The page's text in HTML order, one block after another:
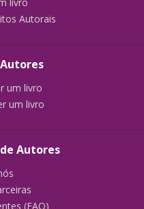
Autorais
um livro
um livro
Autores
(FAQ)